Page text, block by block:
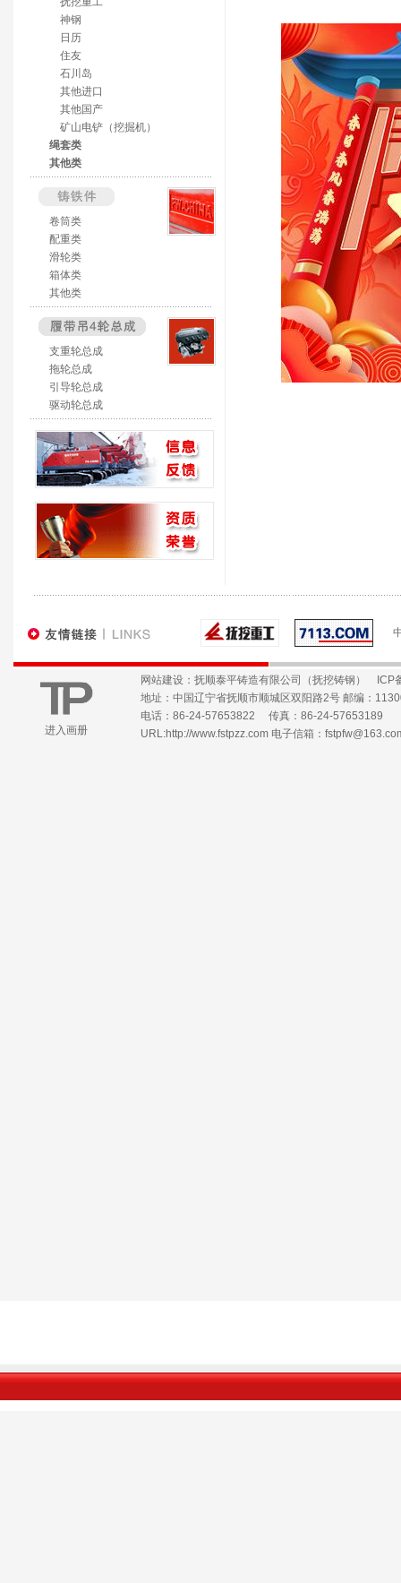
神钢
日历
住友
石川岛
其他进口
其他国产
矿山电铲（挖掘机）
绳套类
其他类
卷筒类
配重类
滑轮类
箱体类
其他类
支重轮总成
拖轮总成
引导轮总成
驱动轮总成
进入画册
网站建设：抚顺泰平铸造有限公司（抚挖铸钢）
ICP
地址：中国辽宁省抚顺市顺城区双阳路2号 邮编：
电话：86-24-57653822 传真：86-24-57653189
URL:http://www.fstpzz.com 电子信箱：